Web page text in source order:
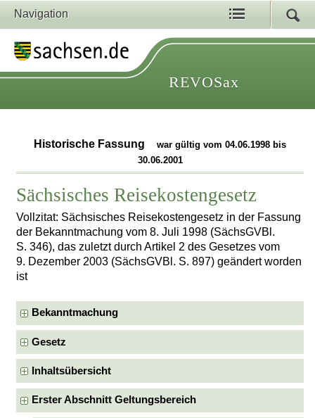
Navigation
REVOSax
Historische Fassung
war gültig vom 04.06.1998 bis
30.06.2001
Sächsisches Reisekostengesetz
Vollzitat: Sächsisches Reisekostengesetz in der Fassung
der Bekanntmachung vom 8. Juli 1998 (SächsGVBl.
S. 346), das zuletzt durch Artikel 2 des Gesetzes vom
9. Dezember 2003 (SächsGVBl. S. 897) geändert worden
ist
Bekanntmachung
Gesetz
Inhaltsübersicht
Erster Abschnitt Geltungsbereich